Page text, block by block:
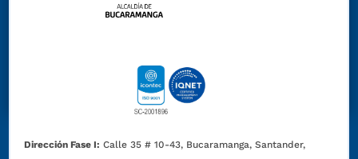
Dirección Fase I: Calle 35 # 10-43, Bucaramanga, Santander,